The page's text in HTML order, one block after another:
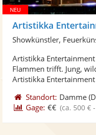
Artistikka
Showkünstler,
Artistikka
Flammen trifft. Jung,
Artistikka
Standort: Damme
Gage: €€ (ca. 500 €